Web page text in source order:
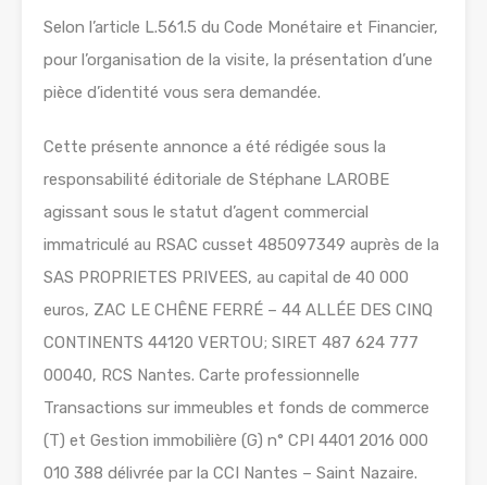
Selon l’article L.561.5 du Code Monétaire et Financier,
pour l’organisation de la visite, la présentation d’une
pièce d’identité vous sera demandée.
Cette présente annonce a été rédigée sous la
responsabilité éditoriale de Stéphane LAROBE
agissant sous le statut d’agent commercial
immatriculé au RSAC cusset 485097349 auprès de la
SAS PROPRIETES PRIVEES, au capital de 40 000
euros, ZAC LE CHÊNE FERRÉ – 44 ALLÉE DES CINQ
CONTINENTS 44120 VERTOU; SIRET 487 624 777
00040, RCS Nantes. Carte professionnelle
Transactions sur immeubles et fonds de commerce
(T) et Gestion immobilière (G) n° CPI 4401 2016 000
010 388 délivrée par la CCI Nantes – Saint Nazaire.